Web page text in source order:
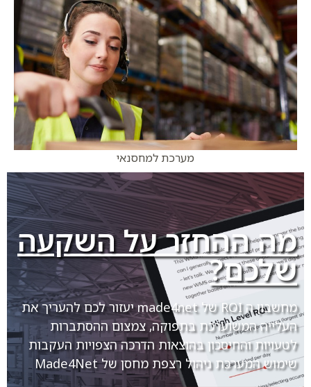
מערכת למחסנאי
מה ההחזר על השקעה
שלכם?
מחשבון ה ROI של made4net יעזור לכם להעריך את
העלייה המשוערכת בתפוקה, צמצום ההסתברות
לטעויות והחיסכון בהוצאות הדרכה הצפויות העקבות
שימוש המערכת ניהול רצפת מחסן של Made4Net